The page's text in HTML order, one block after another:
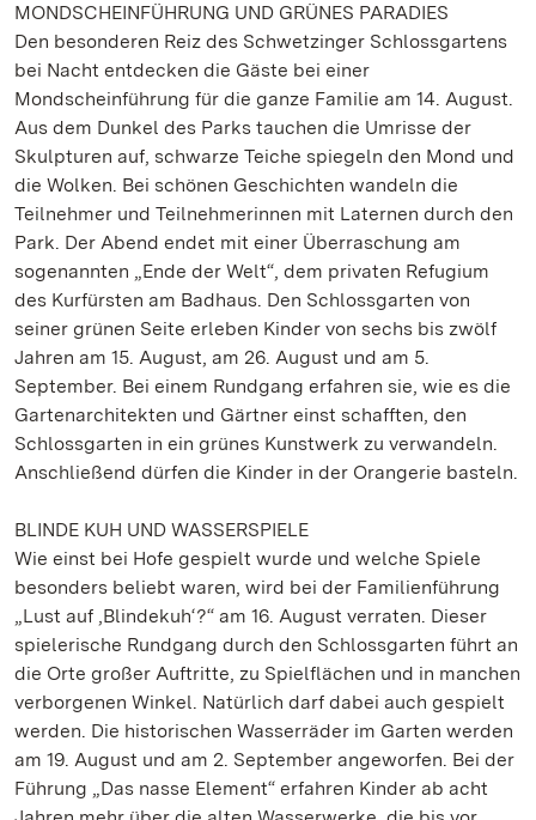
MONDSCHEINFÜHRUNG UND GRÜNES PARADIES
Den besonderen Reiz des Schwetzinger Schlossgartens
bei Nacht entdecken die Gäste bei einer
Mondscheinführung für die ganze Familie am 14. August.
Aus dem Dunkel des Parks tauchen die Umrisse der
Skulpturen auf, schwarze Teiche spiegeln den Mond und
die Wolken. Bei schönen Geschichten wandeln die
Teilnehmer und Teilnehmerinnen mit Laternen durch den
Park. Der Abend endet mit einer Überraschung am
sogenannten „Ende der Welt“, dem privaten Refugium
des Kurfürsten am Badhaus. Den Schlossgarten von
seiner grünen Seite erleben Kinder von sechs bis zwölf
Jahren am 15. August, am 26. August und am 5.
September. Bei einem Rundgang erfahren sie, wie es die
Gartenarchitekten und Gärtner einst schafften, den
Schlossgarten in ein grünes Kunstwerk zu verwandeln.
Anschließend dürfen die Kinder in der Orangerie basteln.
BLINDE KUH UND WASSERSPIELE
Wie einst bei Hofe gespielt wurde und welche Spiele
besonders beliebt waren, wird bei der Familienführung
„Lust auf ‚Blindekuh‘?“ am 16. August verraten. Dieser
spielerische Rundgang durch den Schlossgarten führt an
die Orte großer Auftritte, zu Spielflächen und in manchen
verborgenen Winkel. Natürlich darf dabei auch gespielt
werden. Die historischen Wasserräder im Garten werden
am 19. August und am 2. September angeworfen. Bei der
Führung „Das nasse Element“ erfahren Kinder ab acht